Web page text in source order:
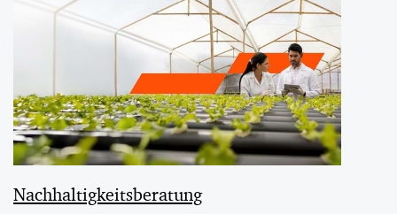
Nachhaltigkeitsberatung